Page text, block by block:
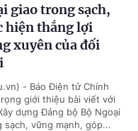
giao trong sạch,
hiện thắng lợi
xuyên của đối
- Báo Điện tử Chính
giới thiệu bài viết với
dựng Đảng bộ Bộ Ngoại
sạch, vững mạnh, góp...